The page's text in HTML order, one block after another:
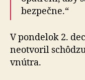
bezpečne.“
V pondelok 2.
neotvoril
vnútra.